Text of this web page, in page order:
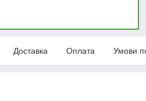
Доставка Оплата Умови